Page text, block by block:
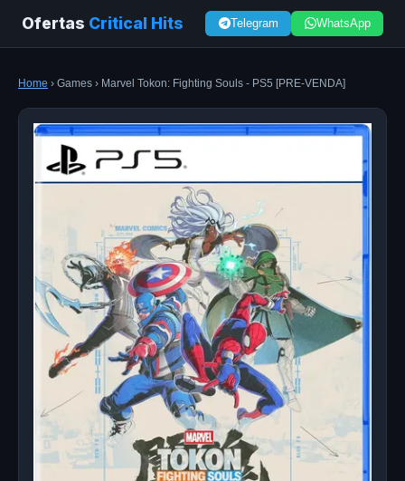
Ofertas Critical Hits Telegram WhatsApp
Home › Games › Marvel Tokon: Fighting Souls - PS5 [PRE-VENDA]